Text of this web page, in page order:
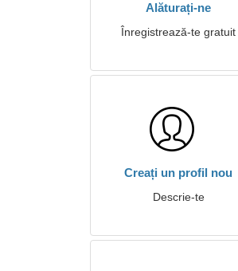
Alăturați-ne
Înregistrează-te gratuit
Creați un profil nou
Descrie-te